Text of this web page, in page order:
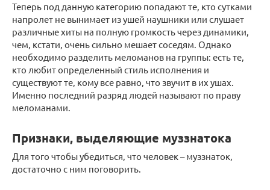
Теперь под данную категорию попадают те, кто сутками
напролет не вынимает из ушей наушники или слушает
различные хиты на полную громкость через динамики,
чем, кстати, очень сильно мешает соседям. Однако
необходимо разделить меломанов на группы: есть те,
кто любит определенный стиль исполнения и
существуют те, кому все равно, что звучит в их ушах.
Именно последний разряд людей называют по праву
меломанами.
Признаки, выделяющие муззнатока
Для того чтобы убедиться, что человек – муззнаток,
достаточно с ним поговорить.